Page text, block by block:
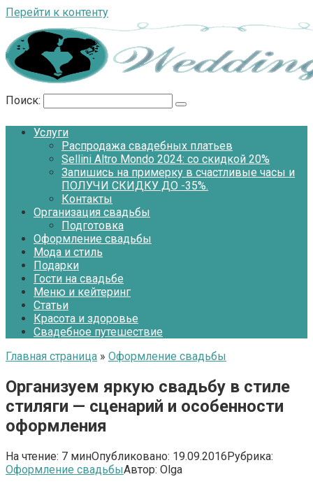
Перейти к контенту
Поиск:
Услуги
Распродажа свадебных платьев
Sellini Altro Mondo 2024: со скидкой 20%
Запишись на примерку в счастливые часы и
ПОЛУЧИ СКИДКУ ДО -35%.
Контакты
Организация свадьбы
Подготовка
Оформление свадьбы
Мода и стиль
Подарки
Гости на свадьбе
Меню и кейтеринг
Статьи
Красота и здоровье
Свадебное путешествие
Главная страница » Оформление свадьбы
Организуем яркую свадьбу в стиле
стиляги — сценарий и особенности
оформления
На чтение: 7 минОпубликовано: 19.09.2016Рубрика:
Оформление свадьбыАвтор: Olga